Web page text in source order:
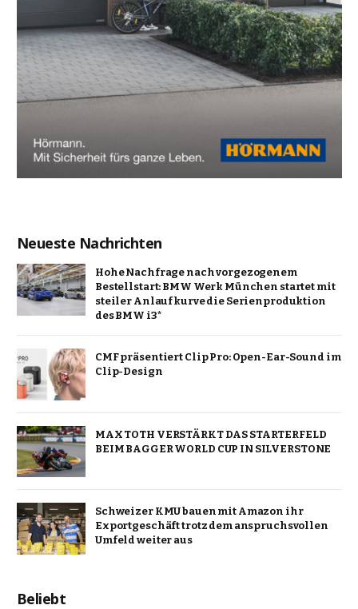
Neueste Nachrichten
Hohe Nachfrage nach vorgezogenem
Bestellstart: BMW Werk München startet mit
steiler Anlaufkurve die Serienproduktion
des BMW i3*
CMF präsentiert Clip Pro: Open-Ear-Sound im
Clip-Design
MAX TOTH VERSTÄRKT DAS STARTERFELD
BEIM BAGGER WORLD CUP IN SILVERSTONE
Schweizer KMU bauen mit Amazon ihr
Exportgeschäft trotz dem anspruchsvollen
Umfeld weiter aus
Beliebt